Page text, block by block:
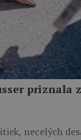
priznala
necelých